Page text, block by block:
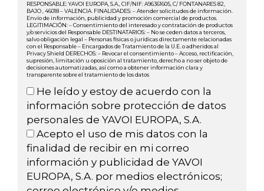
RESPONSABLE: YAVOI EUROPA, S.A., CIF/NIF: A96361605, C/ FONTANARES 82,
BAJO , 46018 – VALENCIA. FINALIDADES: – Atender solicitudes de información.
Envío de información, publicidad y promoción comercial de productos.
LEGITIMACIÓN: – Consentimiento del interesado y contratación de productos
y/o servicios del Responsable DESTINATARIOS: – No se ceden datos a terceros,
salvo obligación legal – Personas físicas o jurídicas directamente relacionadas
con el Responsable – Encargados de Tratamiento de la U.E. o adheridos al
Privacy Shield DERECHOS: – Revocar el consentimiento – Acceso, rectificación,
supresión, limitación u oposición al tratamiento, derecho a no ser objeto de
decisiones automatizadas, así como a obtener información clara y
transparente sobre el tratamiento de los datos
He leído y estoy de acuerdo con la
información sobre protección de datos
personales de YAVOI EUROPA, S.A.
Acepto el uso de mis datos con la
finalidad de recibir en mi correo
información y publicidad de YAVOI
EUROPA, S.A. por medios electrónicos;